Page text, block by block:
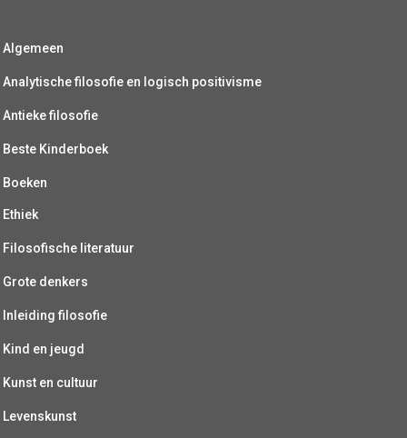
Algemeen
Analytische filosofie en logisch positivisme
Antieke filosofie
Beste Kinderboek
Boeken
Ethiek
Filosofische literatuur
Grote denkers
Inleiding filosofie
Kind en jeugd
Kunst en cultuur
Levenskunst